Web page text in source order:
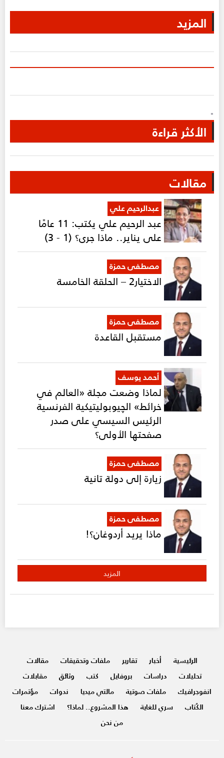
المزيد
"
الأكثر قراءة
مقالات
عبدالرحيم علي
عبد الرحيم علي يكتب: 11 عامًا
على يناير.. ماذا جرى؟ (1 - 3)
مصطفى حمزة
الاختيار2 – الحلقة الخامسة
مصطفى حمزة
مستقبل القاعدة
أحمد يوسف
لماذا وضعت مجلة «العالم في
خرائط» الچيوبوليتيكية الفرنسية
الرئيس السيسي على صدر
صفحتها الأولى؟
مصطفى حمزة
زيارة إلى دولة تانية
مصطفى حمزة
ماذا يريد أردوغان؟!
المزيد
الرئيسية أخبار تقارير ملفات وتحقيقات
مقالات
تحليلات
دراسات بروفايل كتب وثائق
مقابلات
انفوجرافيك
ملفات صوتية مالتي ميديا ندوات
مؤتمرات
الكُتاب
سري للغاية هذا المشروع.. لماذا؟
اشترك معنا
من نحن